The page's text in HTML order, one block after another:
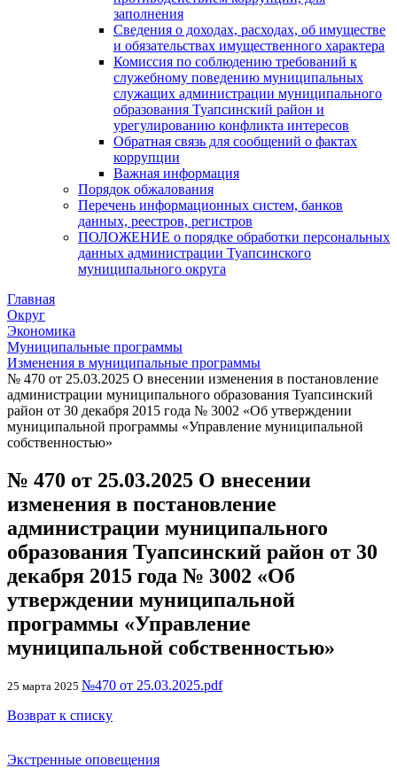
заполнения
Сведения о доходах, расходах, об имуществе
и обязательствах имущественного характера
Комиссия по соблюдению требований к
служебному поведению муниципальных
служащих администрации муниципального
образования Туапсинский район и
урегулированию конфликта интересов
Обратная связь для сообщений о фактах
коррупции
Важная информация
Порядок обжалования
Перечень информационных систем, банков
данных, реестров, регистров
ПОЛОЖЕНИЕ о порядке обработки персональных
данных администрации Туапсинского
муниципального округа
Главная
Округ
Экономика
Муниципальные программы
Изменения в муниципальные программы
№ 470 от 25.03.2025 О внесении изменения в постановление
администрации муниципального образования Туапсинский
район от 30 декабря 2015 года № 3002 «Об утверждении
муниципальной программы «Управление муниципальной
собственностью»
№ 470 от 25.03.2025 О внесении
изменения в постановление
администрации муниципального
образования Туапсинский район от 30
декабря 2015 года № 3002 «Об
утверждении муниципальной
программы «Управление
муниципальной собственностью»
25 марта 2025 №470 от 25.03.2025.pdf
Возврат к списку
Экстренные оповещения